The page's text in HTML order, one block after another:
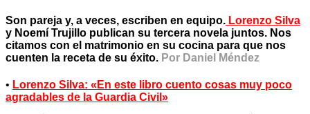
Son pareja y, a veces, escriben en equipo. Lorenzo Silva
y Noemí Trujillo publican su tercera novela juntos. Nos
citamos con el matrimonio en su cocina para que nos
cuenten la receta de su éxito. Por Daniel Méndez
• Lorenzo Silva: «En este libro cuento cosas muy poco
agradables de la Guardia Civil»